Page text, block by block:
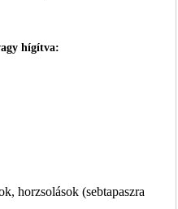
hígítva:
horzsolások (sebtapaszra